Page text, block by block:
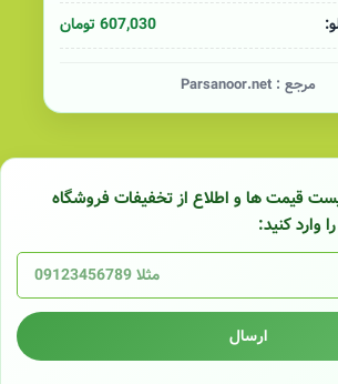
607,030 تومان
مرجع : Parsanoor.net
قیمت ها و اطلاع از تخفیفات فروشگاه
وارد کنید:
ارسال